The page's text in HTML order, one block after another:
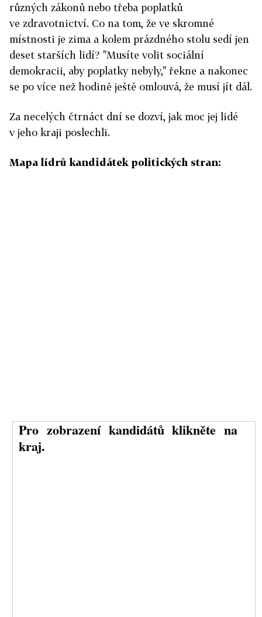
různých zákonů nebo třeba poplatků
ve zdravotnictví. Co na tom, že ve skromné
místnosti je zima a kolem prázdného stolu sedí jen
deset starších lidí? "Musíte volit sociální
demokracii, aby poplatky nebyly," řekne a nakonec
se po více než hodině ještě omlouvá, že musí jít dál.
Za necelých čtrnáct dní se dozví, jak moc jej lidé
v jeho kraji poslechli.
Mapa lídrů kandidátek politických stran:
Pro zobrazení kandidátů klikněte na
kraj.